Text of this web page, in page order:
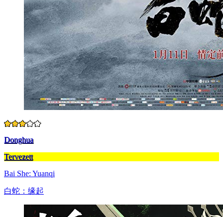
Donghua
Tervezett
Bai She: Yuanqi
白蛇：缘起